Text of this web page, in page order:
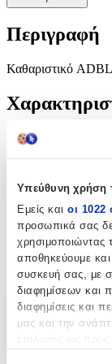
Υπεύθυνη χρήση
Εμείς και οι 1022
προσωπικά σας
χρησιμοποιώντας
αποθηκεύουμε
συσκευή σας, με
διαφημίσεων και
διαφημίσεις και
μας και την
Περιγραφή
Καθαριστικό
Κατασκευαστής
Είδος:
Καθαριστικά
Υλικό Παπουτσιού
Δέρμα
Χαρακτηριστικά